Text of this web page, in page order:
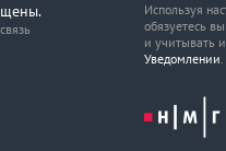
Используя
обязуетесь
и учитывать
Уведомлении.